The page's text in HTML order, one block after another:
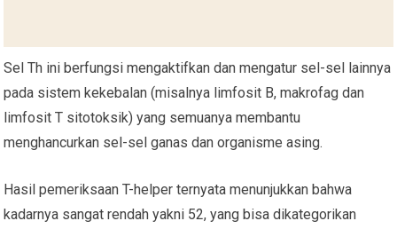
Sel Th ini berfungsi mengaktifkan dan mengatur sel-sel lainnya
pada sistem kekebalan (misalnya limfosit B, makrofag dan
limfosit T sitotoksik) yang semuanya membantu
menghancurkan sel-sel ganas dan organisme asing.
Hasil pemeriksaan T-helper ternyata menunjukkan bahwa
kadarnya sangat rendah yakni 52, yang bisa dikategorikan